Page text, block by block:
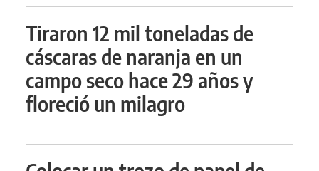
Tiraron 12 mil toneladas de
cáscaras de naranja en un
campo seco hace 29 años y
floreció un milagro